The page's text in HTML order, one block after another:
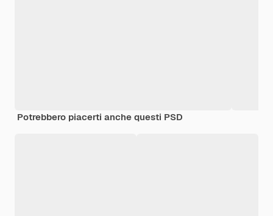
Potrebbero piacerti anche questi PSD